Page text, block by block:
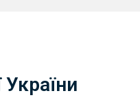
України